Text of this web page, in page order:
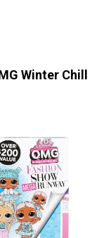
Winter Chill